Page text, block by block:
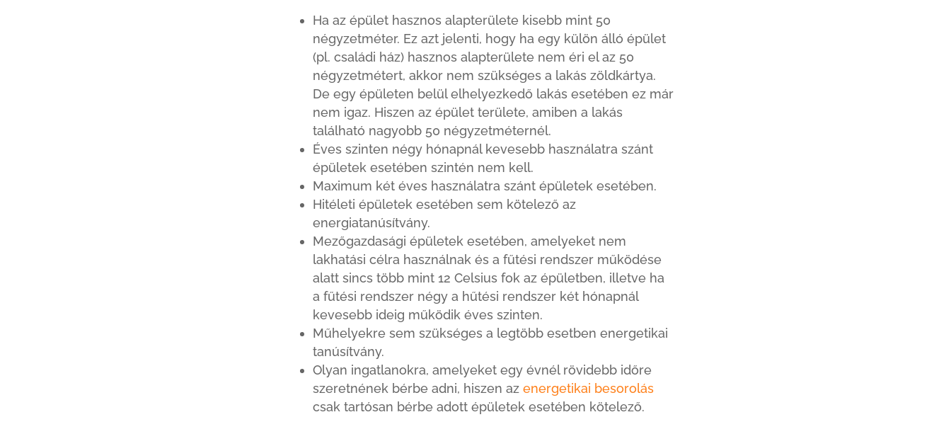
Ha az épület hasznos alapterülete kisebb mint 50
négyzetméter. Ez azt jelenti, hogy ha egy külön álló épület
(pl. családi ház) hasznos alapterülete nem éri el az 50
négyzetmétert, akkor nem szükséges a lakás zöldkártya.
De egy épületen belül elhelyezkedő lakás esetében ez már
nem igaz. Hiszen az épület területe, amiben a lakás
található nagyobb 50 négyzetméternél.
Éves szinten négy hónapnál kevesebb használatra szánt
épületek esetében szintén nem kell.
Maximum két éves használatra szánt épületek esetében.
Hitéleti épületek esetében sem kötelező az
energiatanúsítvány.
Mezőgazdasági épületek esetében, amelyeket nem
lakhatási célra használnak és a fűtési rendszer működése
alatt sincs több mint 12 Celsius fok az épületben, illetve ha
a fűtési rendszer négy a hűtési rendszer két hónapnál
kevesebb ideig működik éves szinten.
Műhelyekre sem szükséges a legtöbb esetben energetikai
tanúsítvány.
Olyan ingatlanokra, amelyeket egy évnél rövidebb időre
szeretnének bérbe adni, hiszen az energetikai besorolás
csak tartósan bérbe adott épületek esetében kötelező.